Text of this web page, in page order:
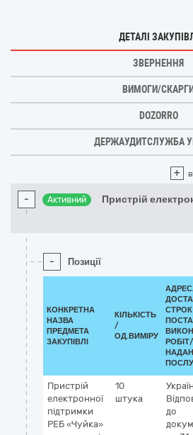
ДЕТАЛІ ЗАКУПІВЛІ
ЗВЕРНЕННЯ
ВИМОГИ/СКАРГИ
DOZORRO
ДЕРЖАУДИТСЛУЖБА
+
- Активний Пристрій
- Позиції
КОНКРЕТНА
НАЗВА
ПРЕДМЕТА
ЗАКУПІВЛІ
КІЛЬКІСТЬ
/
ОД.ВИМІРУ
СТРОК
РОБІТ/
Пристрій
електронної
підтримки
РЕБ «Чуйка»
10
штука
до